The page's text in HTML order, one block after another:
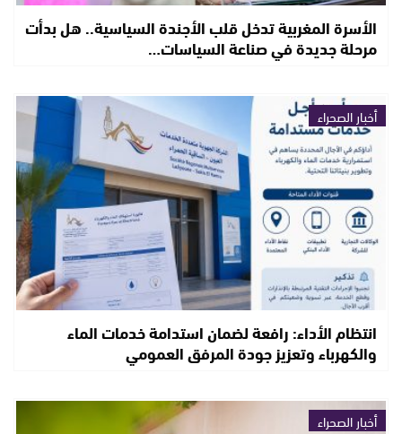
الأسرة المغربية تدخل قلب الأجندة السياسية.. هل بدأت
مرحلة جديدة في صناعة السياسات…
أخبار الصحراء
انتظام الأداء: رافعة لضمان استدامة خدمات الماء
والكهرباء وتعزيز جودة المرفق العمومي
أخبار الصحراء